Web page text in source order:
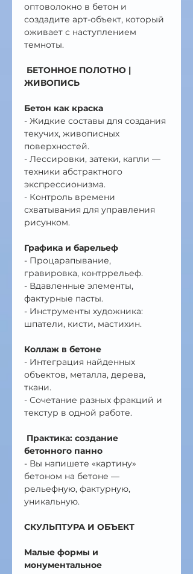
оптоволокно в бетон и
создадите арт-объект, который
оживает с наступлением
темноты.
БЕТОННОЕ ПОЛОТНО |
ЖИВОПИСЬ
Бетон как краска
- Жидкие составы для создания
текучих, живописных
поверхностей.
- Лессировки, затеки, капли —
техники абстрактного
экспрессионизма.
- Контроль времени
схватывания для управления
рисунком.
Графика и барельеф
- Процарапывание,
гравировка, контррельеф.
- Вдавленные элементы,
фактурные пасты.
- Инструменты художника:
шпатели, кисти, мастихин.
Коллаж в бетоне
- Интеграция найденных
объектов, металла, дерева,
ткани.
- Сочетание разных фракций и
текстур в одной работе.
Практика: создание
бетонного панно
- Вы напишете «картину»
бетоном на бетоне —
рельефную, фактурную,
уникальную.
СКУЛЬПТУРА И ОБЪЕКТ
Малые формы и
монументальное